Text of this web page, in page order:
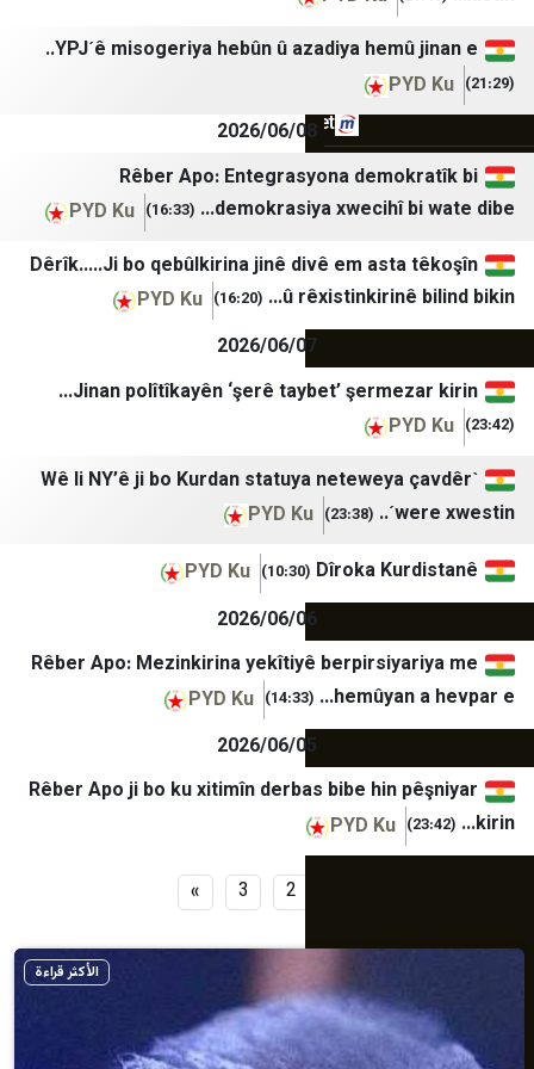
Hürriyet Gazetecilik
Mezopotamya Ajansı
Mynet
NTV
NY Times
SOLTV
عمان نت
صحيفة نيسان الإلكترونية
وكالة عمون الاخبارية
وكالة رم
YPJˊê misogeriya hebûn û azadiya hemû
2026/06/08
Rêber Apo: Entegrasyona
demokrasiya xwecihî
(16:33)
PYD Ku
Dêrîk…..Ji bo qebûlkirina jinê divê em asta
û rêxistinkirinê
(16:20)
PYD Ku
Jinan polîtîkayên ‘şerê taybet’
ˋWê li NY’ê ji bo Kurdan statuya neteweya
(23:38)
PYD Ku
Dîroka
(10:30)
PYD Ku
Rêber Apo: Mezinkirina yekîtiyê
hemûyan
(14:33)
PYD Ku
Rêber Apo ji bo ku xitimîn derbas bibe hin
PYD Ku